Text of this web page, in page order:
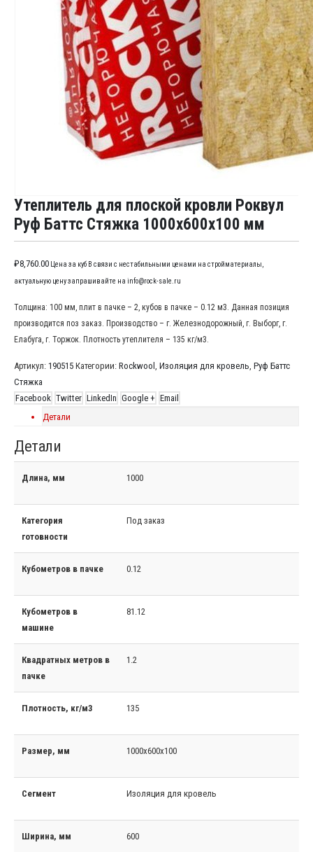
Утеплитель для плоской кровли Роквул
Руф Баттс Стяжка 1000x600x100 мм
₽8,760.00 Цена за куб В связи с нестабильными ценами на стройматериалы,
актуальную цену запрашивайте на info@rock-sale.ru
Толщина: 100 мм, плит в пачке – 2, кубов в пачке – 0.12 м3. Данная позиция
производится поз заказ. Производство – г. Железнодорожный, г. Выборг, г.
Елабуга, г. Торжок. Плотность утеплителя – 135 кг/м3.
Артикул: 190515 Категории: Rockwool , Изоляция для кровель, Руф Баттс
Стяжка
Facebook Twitter LinkedIn Google + Email
Детали
Детали
Длина, мм 1000
Категория
готовности
Под заказ
Кубометров в пачке 0.12
Кубометров в
машине
81.12
Квадратных метров в
пачке
1.2
Плотность, кг/м3 135
Размер, мм 1000x600x100
Сегмент Изоляция для кровель
Ширина, мм 600